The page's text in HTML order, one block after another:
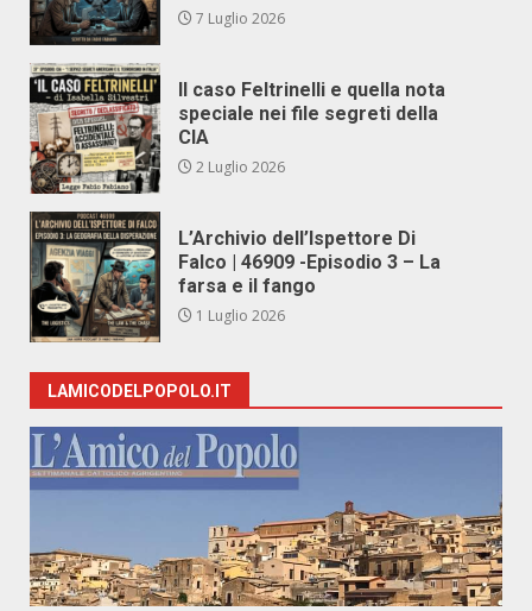
7 Luglio 2026
Il caso Feltrinelli e quella nota
speciale nei file segreti della
CIA
2 Luglio 2026
L’Archivio dell’Ispettore Di
Falco | 46909 -Episodio 3 – La
farsa e il fango
1 Luglio 2026
LAMICODELPOPOLO.IT